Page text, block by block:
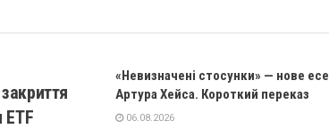
ETF
«Невизначені стосунки» — нове есе
Артура Хейса. Короткий переказ
06.08.2026